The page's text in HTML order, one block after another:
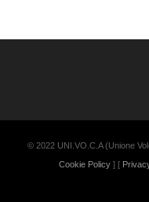
© 2022 UNI.VO.C.A (Unione
Cookie Policy] [